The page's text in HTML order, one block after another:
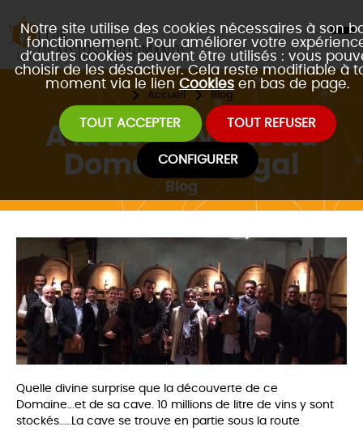
Notre site utilise des cookies nécessaires à son
fonctionnement. Pour améliorer votre
d’autres cookies peuvent être utilisés : vous
choisir de les désactiver. Cela reste modifiable à
moment via le lien Cookies en bas de page.
TOUT ACCEPTER TOUT REFUSER
CONFIGURER
Accueil Blog
A la découverte du
Domaine Guigal
Blog
Quelle divine surprise que la découverte de ce
Domaine...et de sa cave. 10 millions de litre de vins y sont
stockés.....La cave se trouve en partie sous la route